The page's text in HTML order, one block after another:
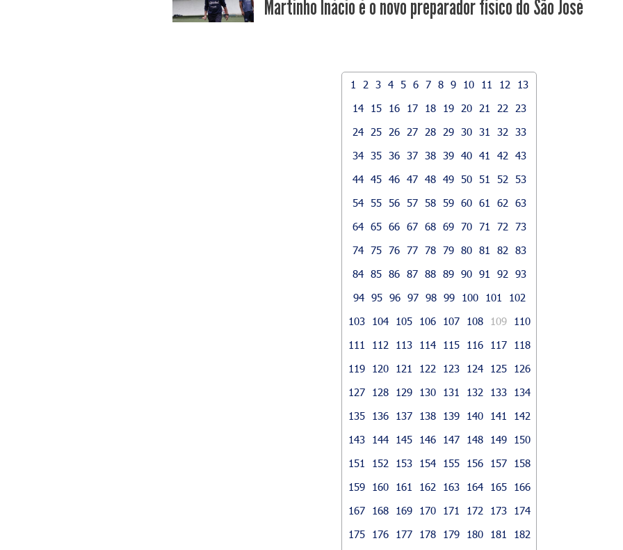
Martinho Inácio é o novo preparador físico do São José
1 2 3 4 5 6 7 8 9 10 11 12
13
14
15 16 17 18 19 20 21 22
23
24
25 26 27 28 29 30 31 32
33
34 35 36 37 38 39 40 41 42
43
44 45 46 47 48 49 50 51 52
53
54 55 56 57 58 59 60 61 62
63
64 65 66 67 68 69 70 71 72
73
74 75 76 77 78 79 80 81 82
83
84 85 86 87 88 89 90 91 92
93
94 95 96 97 98 99 100 101
102
103
104 105 106 107 108 109
110
111
112 113 114 115 116 117
118
119
120 121 122 123 124 125
126
127
128 129 130 131 132 133
134
135
136 137 138 139 140 141
142
143
144 145 146 147 148 149
150
151
152 153 154 155 156 157
158
159
160 161 162 163 164 165
166
167
168 169 170 171 172 173
174
175
176 177 178 179 180 181
182